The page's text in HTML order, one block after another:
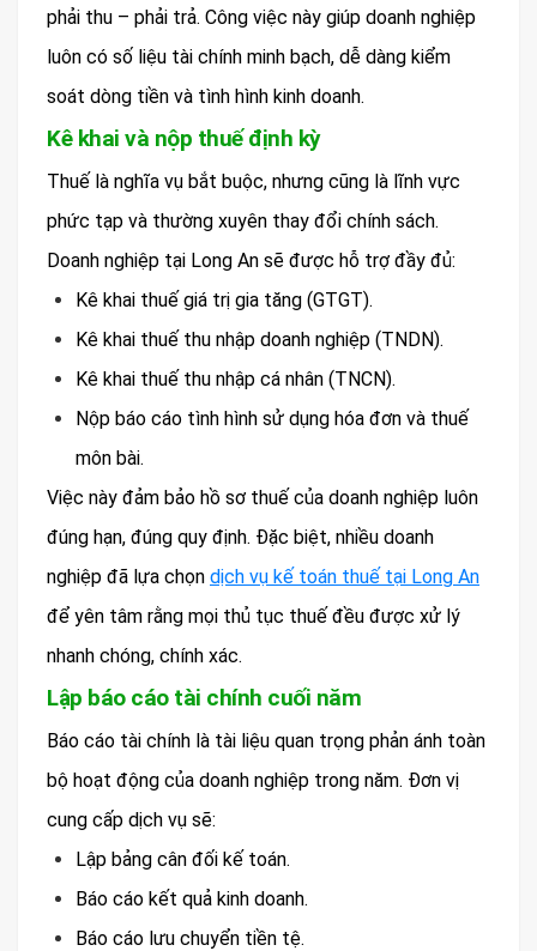
phải thu – phải trả. Công việc này giúp doanh nghiệp
luôn có số liệu tài chính minh bạch, dễ dàng kiểm
soát dòng tiền và tình hình kinh doanh.
Kê khai và nộp thuế định kỳ
Thuế là nghĩa vụ bắt buộc, nhưng cũng là lĩnh vực
phức tạp và thường xuyên thay đổi chính sách.
Doanh nghiệp tại Long An sẽ được hỗ trợ đầy đủ:
Kê khai thuế giá trị gia tăng (GTGT).
Kê khai thuế thu nhập doanh nghiệp (TNDN).
Kê khai thuế thu nhập cá nhân (TNCN).
Nộp báo cáo tình hình sử dụng hóa đơn và thuế
môn bài.
Việc này đảm bảo hồ sơ thuế của doanh nghiệp luôn
đúng hạn, đúng quy định. Đặc biệt, nhiều doanh
nghiệp đã lựa chọn dịch vụ kế toán thuế tại Long An
để yên tâm rằng mọi thủ tục thuế đều được xử lý
nhanh chóng, chính xác.
Lập báo cáo tài chính cuối năm
Báo cáo tài chính là tài liệu quan trọng phản ánh toàn
bộ hoạt động của doanh nghiệp trong năm. Đơn vị
cung cấp dịch vụ sẽ:
Lập bảng cân đối kế toán.
Báo cáo kết quả kinh doanh.
Báo cáo lưu chuyển tiền tệ.